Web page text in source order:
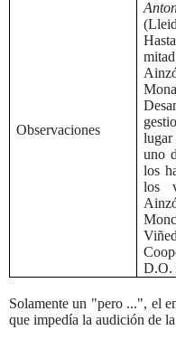
Observaciones
uno
los
los
D.O.
Solamente un "pero ...", el
que impedía la audición de la